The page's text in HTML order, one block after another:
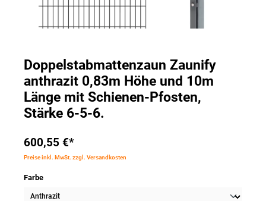
Doppelstabmattenzaun Zaunify
anthrazit 0,83m Höhe und 10m
Länge mit Schienen-Pfosten,
Stärke 6-5-6.
600,55 €*
Preise inkl. MwSt. zzgl. Versandkosten
Farbe